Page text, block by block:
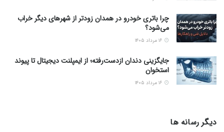
چرا باتری خودرو در همدان زودتر از شهرهای دیگر خراب
می‌شود؟
جایگزینی دندان ازدست‌رفته؛ از ایمپلنت دیجیتال تا پیوند
استخوان
دیگر رسانه ها